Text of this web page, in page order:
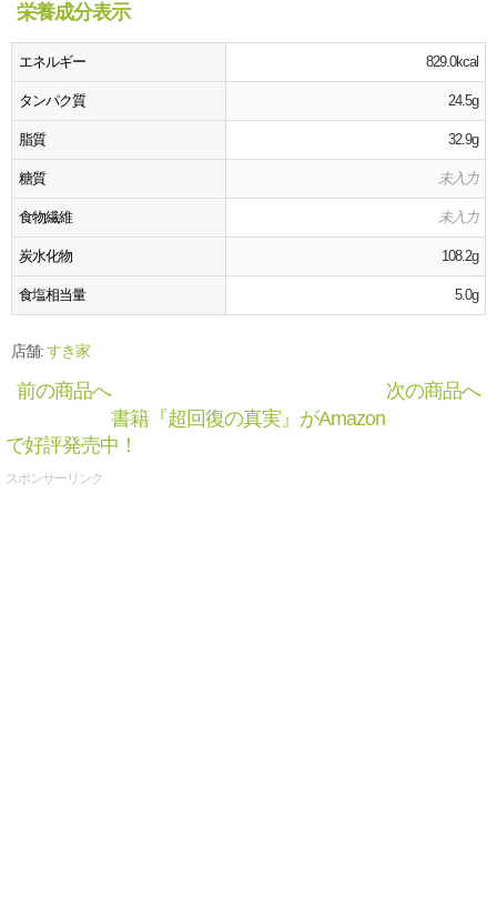
栄養成分表示
エネルギー 829.0kcal
タンパク質 24.5g
脂質 32.9g
糖質 未入力
食物繊維 未入力
炭水化物 108.2g
食塩相当量 5.0g
店舗:すき家
前の商品へ
次の商品へ
書籍『超回復の真実』がAmazon
で好評発売中！
スポンサーリンク